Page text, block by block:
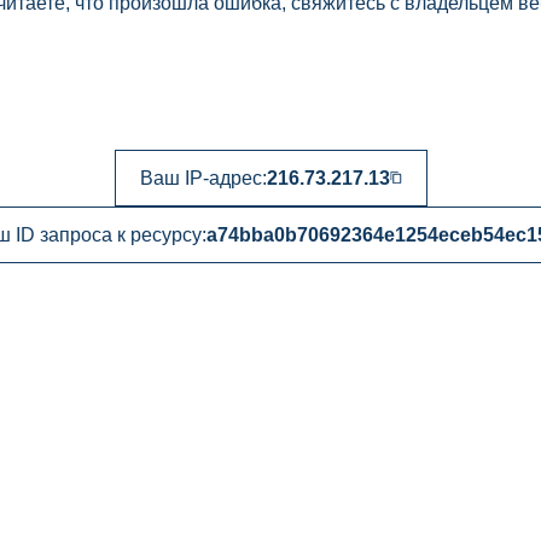
Ваш IP-адрес:216.73.217.13
ID запроса к ресурсу: